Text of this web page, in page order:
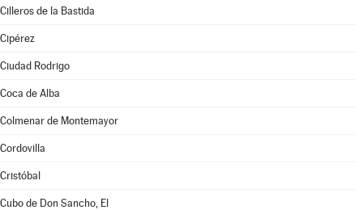
Cilleros de la Bastida
Cipérez
Ciudad Rodrigo
Coca de Alba
Colmenar de Montemayor
Cordovilla
Cristóbal
Cubo de Don Sancho, El